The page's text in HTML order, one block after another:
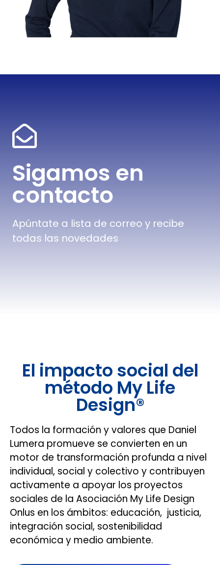
Sigamos en
contacto
Apúntate a lista de correo y recibe
todas las novedades
El impacto social del
método My Life
Design®
Todos la formación y valores que Daniel
Lumera promueve se convierten en un
motor de transformación profunda a nivel
individual, social y colectivo y contribuyen
activamente a apoyar los proyectos
sociales de la Asociación My Life Design
Onlus en los ámbitos: educación, justicia,
integración social, sostenibilidad
económica y medio ambiente.